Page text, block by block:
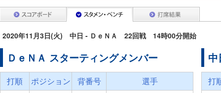
2020年11月3日(火) 中日 - ＤｅＮＡ 22回戦 14時00分開始
ＤｅＮＡ スターティングメンバー
打順 ポジション 背番号
選手
打